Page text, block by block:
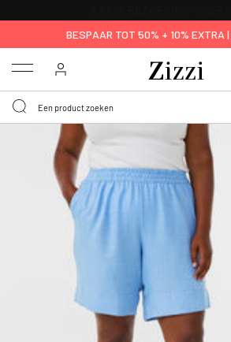
BESPAAR TOT 50% + 10% EXTRA |
Menu